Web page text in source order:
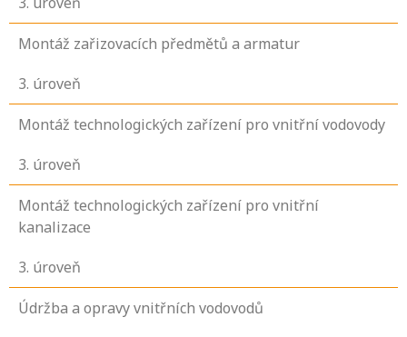
Montáž zařizovacích předmětů a armatur
3. úroveň
Montáž technologických zařízení pro vnitřní vodovody
3. úroveň
Montáž technologických zařízení pro vnitřní
kanalizace
3. úroveň
Údržba a opravy vnitřních vodovodů